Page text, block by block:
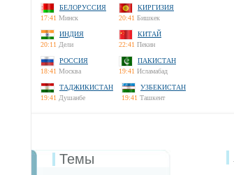
БЕЛОРУССИЯ
17:41 Минск
КИРГИЗИЯ
20:41 Бишкек
ИНДИЯ
20:11 Дели
КИТАЙ
22:41 Пекин
РОССИЯ
18:41 Москва
ПАКИСТАН
19:41 Исламабад
ТАДЖИКИСТАН
19:41 Душанбе
УЗБЕКИСТАН
19:41 Ташкент
Темы